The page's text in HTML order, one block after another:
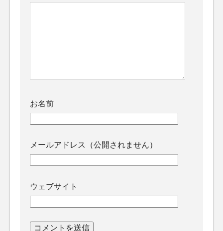
お名前
メールアドレス（公開されません）
ウェブサイト